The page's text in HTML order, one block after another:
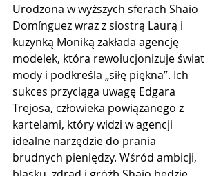
Urodzona w wyższych sferach Shaio
Domínguez wraz z siostrą Laurą i
kuzynką Moniką zakłada agencję
modelek, która rewolucjonizuje świat
mody i podkreśla „siłę piękna”. Ich
sukces przyciąga uwagę Edgara
Trejosa, człowieka powiązanego z
kartelami, który widzi w agencji
idealne narzędzie do prania
brudnych pieniędzy. Wśród ambicji,